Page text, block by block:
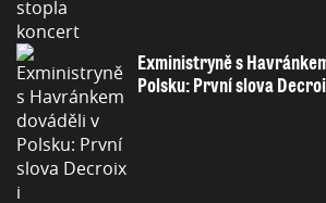
Exministryně s
Polsku: První slova